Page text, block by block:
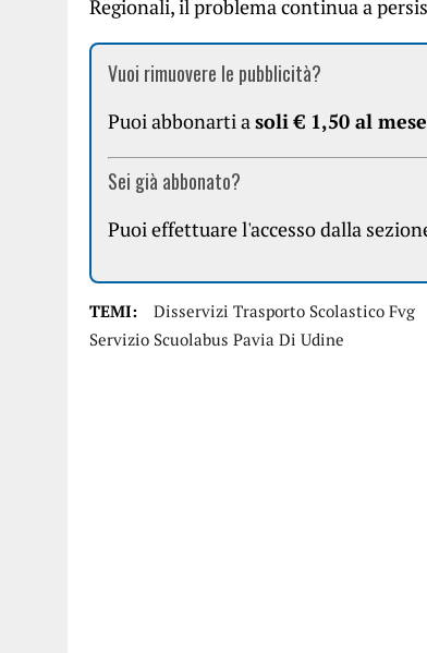
Regionali, il problema continua a
Vuoi rimuovere le pubblicità?
Puoi abbonarti asoli € 1,50 al mese
Sei già abbonato?
Puoi effettuare l'accesso dalla
TEMI: Disservizi Trasporto Scolastico Fvg
Servizio Scuolabus Pavia Di Udine